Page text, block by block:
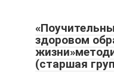
здоровом
(старшая